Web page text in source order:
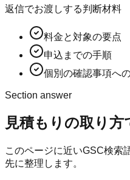
返信でお渡しする判断材料
料金と対象の要点
申込までの手順
個別の確認事項へ
Section answer
見積もりの取り方
このページに近いGSC検索
先に整理します。